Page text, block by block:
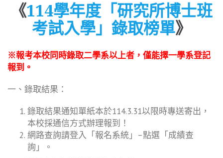
《114學年度「研究所博士班
考試入學」錄取榜單》
※報考本校同時錄取二學系以上者，僅能擇一學系登記
報到。
一、錄取結果：
錄取結果通知單紙本於114.3.31以限時專送寄出，
本校採通信方式辦理報到！
網路查詢請登入「報名系統」–點選「成績查
詢」。